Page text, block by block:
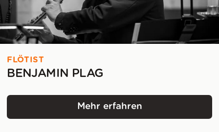
FLÖTIST
BENJAMIN PLAG
Mehr erfahren